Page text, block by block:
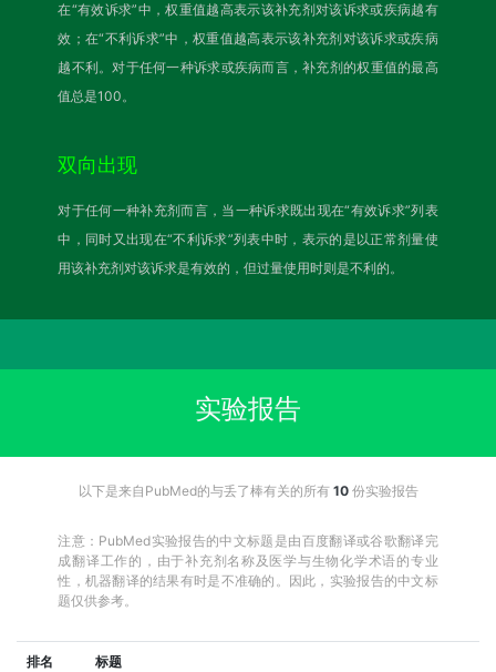
在“有效诉求”中，权重值越高表示该补充剂对该诉求或疾病越有
效；在“不利诉求”中，权重值越高表示该补充剂对该诉求或疾病
越不利。对于任何一种诉求或疾病而言，补充剂的权重值的最高
值总是100。
双向出现
对于任何一种补充剂而言，当一种诉求既出现在“有效诉求”列表
中，同时又出现在“不利诉求”列表中时，表示的是以正常剂量使
用该补充剂对该诉求是有效的，但过量使用时则是不利的。
实验报告
以下是来自PubMed的与丢了棒有关的所有 10份实验报告
注意：PubMed实验报告的中文标题是由百度翻译或谷歌翻译完
成翻译工作的，由于补充剂名称及医学与生物化学术语的专业
性，机器翻译的结果有时是不准确的。因此，实验报告的中文标
题仅供参考。
排名 标题